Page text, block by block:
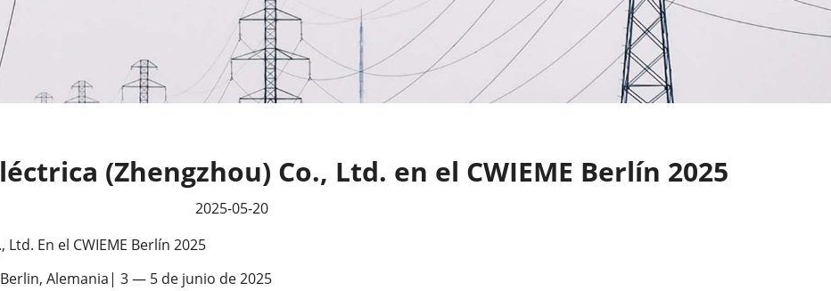
(Zhengzhou) Co., Ltd. en el CWIEME Berlín 2025
2025-05-20
Ltd. En el CWIEME Berlín 2025
Alemania| 3 — 5 de junio de 2025